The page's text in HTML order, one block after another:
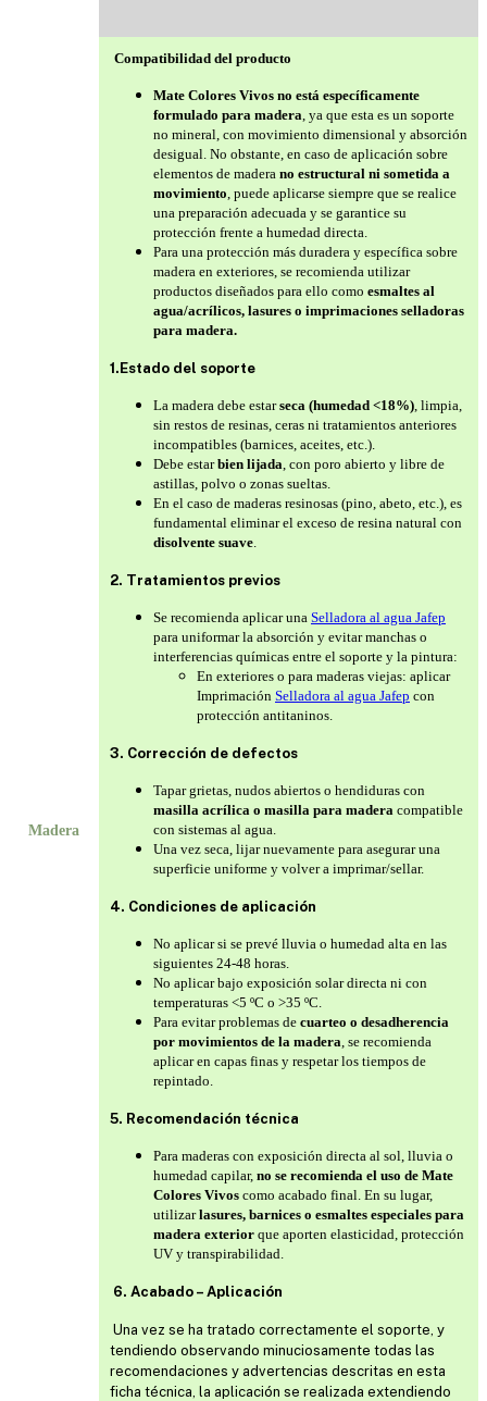
Madera
Compatibilidad del producto
Mate Colores Vivos no está específicamente
formulado para madera , ya que esta es un soporte
no mineral, con movimiento dimensional y absorción
desigual. No obstante, en caso de aplicación sobre
elementos de madera no estructural ni sometida a
movimiento , puede aplicarse siempre que se realice
una preparación adecuada y se garantice su
protección frente a humedad directa.
Para una protección más duradera y específica sobre
madera en exteriores, se recomienda utilizar
productos diseñados para ello como esmaltes al
agua/acrílicos, lasures o imprimaciones selladoras
para madera.
1.Estado del soporte
La madera debe estarseca (humedad <18%) , limpia,
sin restos de resinas, ceras ni tratamientos anteriores
incompatibles (barnices, aceites, etc.).
Debe estarbien lijada , con poro abierto y libre de
astillas, polvo o zonas sueltas.
En el caso de maderas resinosas (pino, abeto, etc.), es
fundamental eliminar el exceso de resina natural con
disolvente suave
2. Tratamientos previos
Se recomienda aplicar una Selladora al agua Jafep
para uniformar la absorción y evitar manchas o
interferencias químicas entre el soporte y la pintura:
En exteriores o para maderas viejas: aplicar
Imprimación Selladora al agua Jafep con
protección antitaninos.
3. Corrección de defectos
Tapar grietas, nudos abiertos o hendiduras con
masilla acrílica o masilla para madera compatible
con sistemas al agua.
Una vez seca, lijar nuevamente para asegurar una
superficie uniforme y volver a imprimar/sellar.
4. Condiciones de aplicación
No aplicar si se prevé lluvia o humedad alta en las
siguientes 24-48 horas.
No aplicar bajo exposición solar directa ni con
temperaturas <5 ºC o >35 ºC.
Para evitar problemas de cuarteo o desadherencia
por movimientos de la madera , se recomienda
aplicar en capas finas y respetar los tiempos de
repintado.
5. Recomendación técnica
Para maderas con exposición directa al sol, lluvia o
humedad capilar, no se recomienda el uso de Mate
Colores Vivos como acabado final. En su lugar,
utilizarlasures, barnices o esmaltes especiales para
madera exterior que aporten elasticidad, protección
UV y transpirabilidad.
6. Acabado – Aplicación
Una vez se ha tratado correctamente el soporte, y
tendiendo observando minuciosamente todas las
recomendaciones y advertencias descritas en esta
ficha técnica, la aplicación se realizada extendiendo